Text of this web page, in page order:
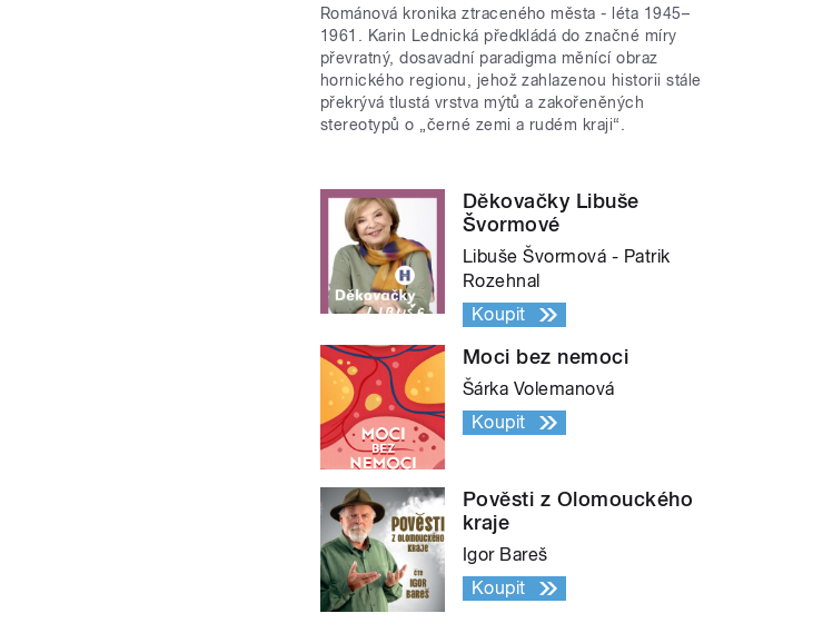
Románová kronika ztraceného města - léta 1945–
1961. Karin Lednická předkládá do značné míry
převratný, dosavadní paradigma měnící obraz
hornického regionu, jehož zahlazenou historii stále
překrývá tlustá vrstva mýtů a zakořeněných
stereotypů o „černé zemi a rudém kraji“.
Děkovačky Libuše
Švormové
Libuše Švormová - Patrik
Rozehnal
Koupit
Moci bez nemoci
Šárka Volemanová
Koupit
Pověsti z Olomouckého
kraje
Igor Bareš
Koupit